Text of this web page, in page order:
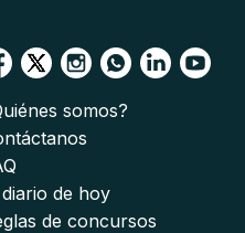
somos?
diario de hoy
de concursos